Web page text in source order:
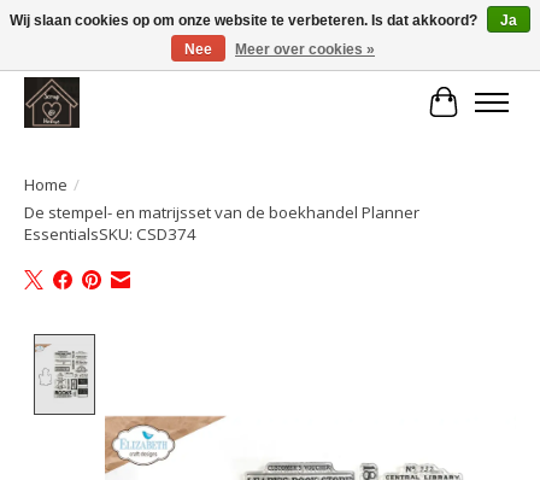
Large selection of products and fast shipping!
Home /
De stempel- en matrijsset van de boekhandel Planner
EssentialsSKU: CSD374
Wij slaan cookies op om onze website te verbeteren. Is dat akkoord?
Ja
Nee
Meer over cookies »